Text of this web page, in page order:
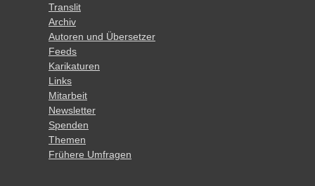
Translit
Archiv
Autoren und Übersetzer
Feeds
Karikaturen
Links
Mitarbeit
Newsletter
Spenden
Themen
Frühere Umfragen